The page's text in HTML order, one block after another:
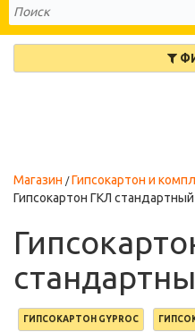
Магазин
Гипсокартон и
Гипсокартон ГКЛ стандартный
ГИПСОКАРТОН GYPROC